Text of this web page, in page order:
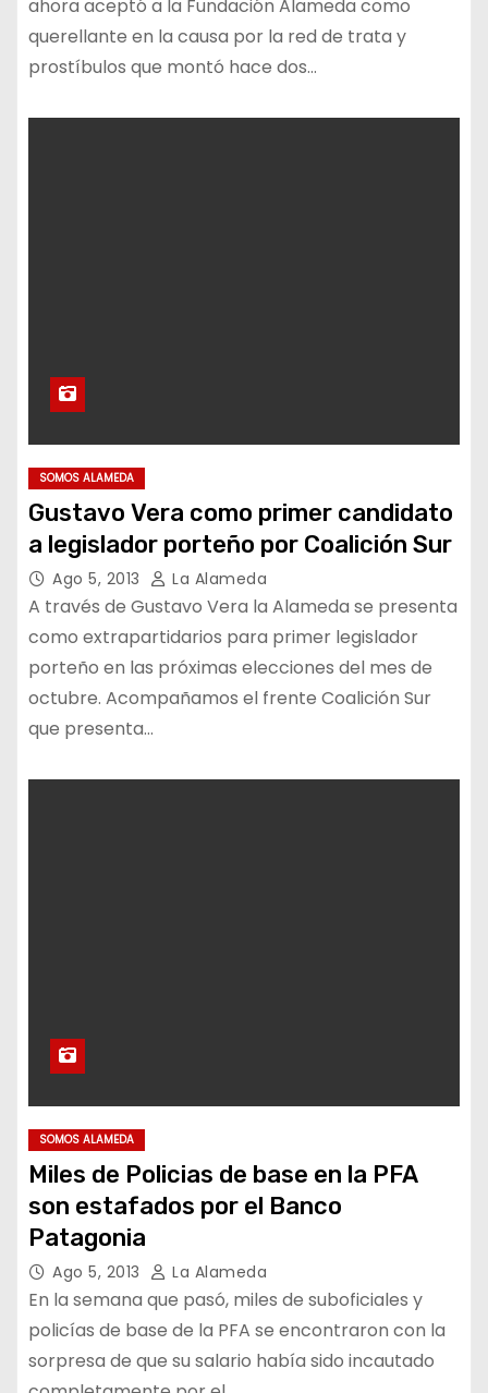
ahora aceptó a la Fundación Alameda como
querellante en la causa por la red de trata y
prostíbulos que montó hace dos…
SOMOS ALAMEDA
Gustavo Vera como primer candidato
a legislador porteño por Coalición Sur
Ago 5, 2013 La Alameda
A través de Gustavo Vera la Alameda se presenta
como extrapartidarios para primer legislador
porteño en las próximas elecciones del mes de
octubre. Acompañamos el frente Coalición Sur
que presenta…
SOMOS ALAMEDA
Miles de Policias de base en la PFA
son estafados por el Banco
Patagonia
Ago 5, 2013 La Alameda
En la semana que pasó, miles de suboficiales y
policías de base de la PFA se encontraron con la
sorpresa de que su salario había sido incautado